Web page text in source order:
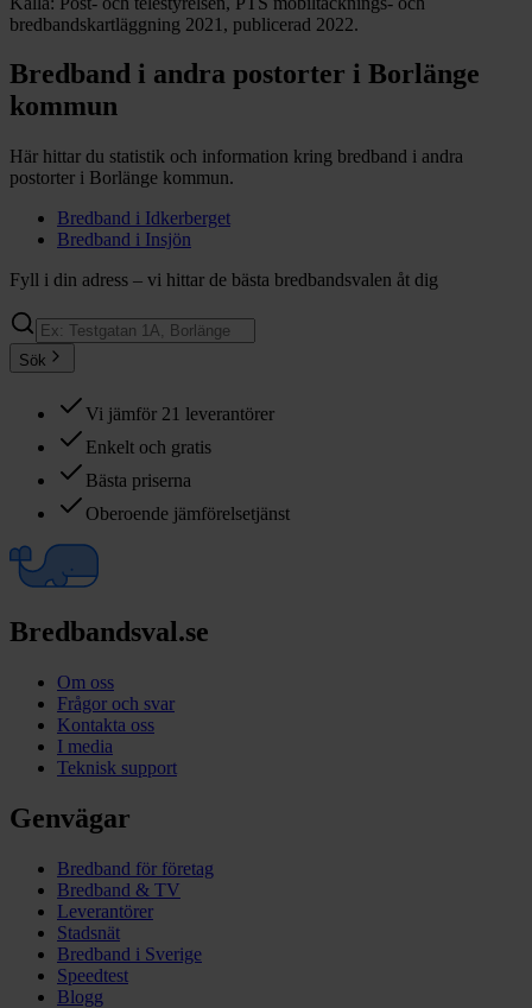
bredbandskartläggning 2021, publicerad 2022.
Bredband i andra postorter i Borlänge
kommun
Här hittar du statistik och information kring bredband i andra
postorter i Borlänge kommun.
Bredband i Idkerberget
Bredband i Insjön
Fyll i din adress – vi hittar de bästa bredbandsvalen åt dig
Sök
Vi jämför 21 leverantörer
Enkelt och gratis
Bästa priserna
Oberoende jämförelsetjänst
Bredbandsval.se
Om oss
Frågor och svar
Kontakta oss
I media
Teknisk support
Genvägar
Bredband för företag
Bredband & TV
Leverantörer
Stadsnät
Bredband i Sverige
Speedtest
Blogg